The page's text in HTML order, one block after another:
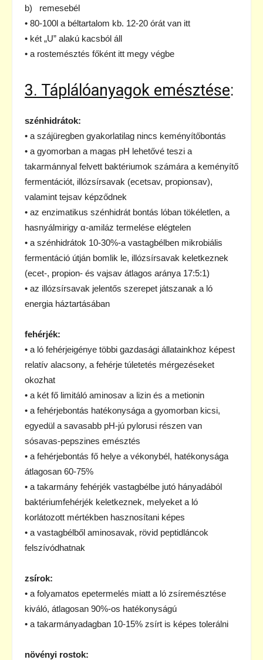
b) remesebél
• 80-100l a béltartalom kb. 12-20 órát van itt
• két „U” alakú kacsból áll
• a rostemésztés főként itt megy végbe
3. Táplálóanyagok emésztése:
szénhidrátok:
• a szájüregben gyakorlatilag nincs keményítőbontás
• a gyomorban a magas pH lehetővé teszi a
takarmánnyal felvett baktériumok számára a keményítő
fermentációt, illózsírsavak (ecetsav, propionsav),
valamint tejsav képződnek
• az enzimatikus szénhidrát bontás lóban tökéletlen, a
hasnyálmirigy α-amiláz termelése elégtelen
• a szénhidrátok 10-30%-a vastagbélben mikrobiális
fermentáció útján bomlik le, illózsírsavak keletkeznek
(ecet-, propion- és vajsav átlagos aránya 17:5:1)
• az illózsírsavak jelentős szerepet játszanak a ló
energia háztartásában
fehérjék:
• a ló fehérjeigénye többi gazdasági állatainkhoz képest
relatív alacsony, a fehérje túletetés mérgezéseket
okozhat
• a két fő limitáló aminosav a lizin és a metionin
• a fehérjebontás hatékonysága a gyomorban kicsi,
egyedül a savasabb pH-jú pylorusi részen van
sósavas-pepszines emésztés
• a fehérjebontás fő helye a vékonybél, hatékonysága
átlagosan 60-75%
• a takarmány fehérjék vastagbélbe jutó hányadából
baktériumfehérjék keletkeznek, melyeket a ló
korlátozott mértékben hasznosítani képes
• a vastagbélből aminosavak, rövid peptidláncok
felszívódhatnak
zsírok:
• a folyamatos epetermelés miatt a ló zsíremésztése
kiváló, átlagosan 90%-os hatékonyságú
• a takarmányadagban 10-15% zsírt is képes tolerálni
növényi rostok: